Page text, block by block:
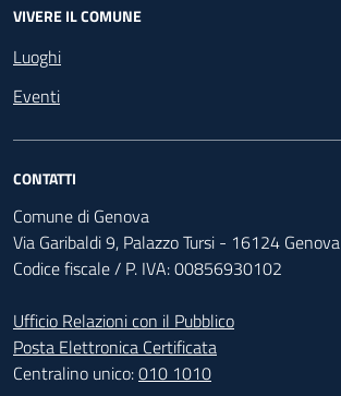
VIVERE IL COMUNE
Luoghi
Eventi
CONTATTI
Comune di Genova
Via Garibaldi 9, Palazzo Tursi - 16124 Genova
Codice fiscale / P. IVA: 00856930102
Ufficio Relazioni con il Pubblico
Posta Elettronica Certificata
Centralino unico:010 1010